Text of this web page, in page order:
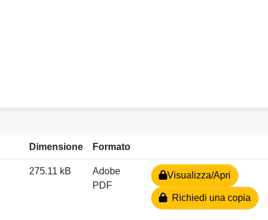
Dimensione Formato
275.11 kB
Adobe
PDF
Visualizza/Apri
Richiedi una copia